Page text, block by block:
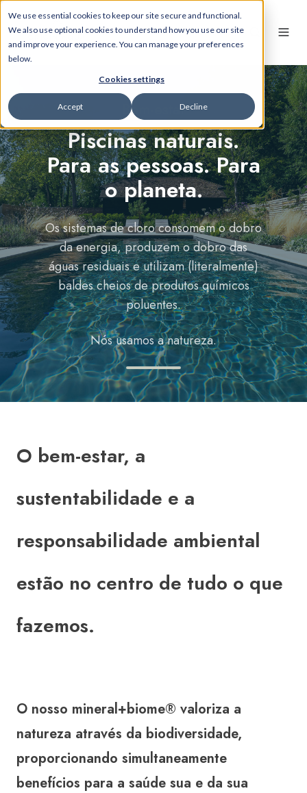
We use essential cookies to keep our site secure and functional.
We also use optional cookies to understand how you use our site
and improve your experience. You can manage your preferences
below.
Cookies settings
Accept Decline
Bem-estar
Piscinas naturais.
Para as pessoas. Para
o planeta.
Os sistemas de cloro consomem o dobro
da energia, produzem o dobro das
águas residuais e utilizam (literalmente)
baldes cheios de produtos químicos
poluentes.
Nós usamos a natureza.
O bem-estar, a
sustentabilidade e a
responsabilidade ambiental
estão no centro de tudo o que
fazemos.
O nosso mineral+biome® valoriza a
natureza através da biodiversidade,
proporcionando simultaneamente
benefícios para a saúde sua e da sua